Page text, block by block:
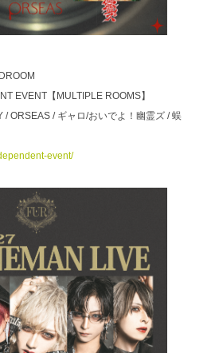
EVENT【MULTIPLE ROOMS】
/ ORSEAS / ギャロ/おいでよ！幽霊ズ / 蜈
event/